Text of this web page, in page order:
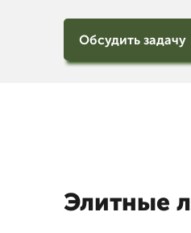
Обсудить задачу
Элитные